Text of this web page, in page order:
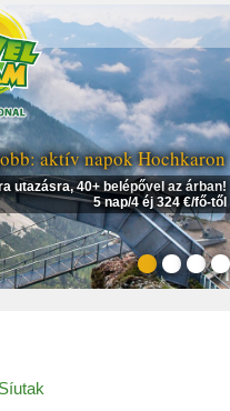
aktív napok Hochkaron
utazásra, 40+ belépővel az árban!
5 nap/4 éj 324 €/fő-től
Síutak